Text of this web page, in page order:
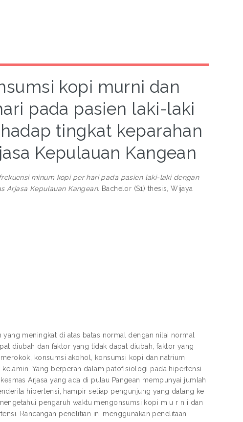
kopi murni dan
pada pasien laki-laki
tingkat keparahan
Kepulauan Kangean
minum kopi per hari pada pasien laki-laki dengan
Arjasa Kepulauan Kangean. Bachelor (S1) thesis, Wijaya
meningkat di atas batas normal dengan nilai normal
diubah dan faktor yang tidak dapat diubah, faktor yang
konsumsi akohol, konsumsi kopi dan natrium
Yang berperan dalam patofisiologi pada hipertensi
Arjasa yang ada di pulau Pangean mempunyai jumlah
hipertensi, hampir setiap pengunjung yang datang ke
pengaruh waktu mengonsumsi kopi m u r n i dan
Rancangan penelitian ini menggunakan penelitaan